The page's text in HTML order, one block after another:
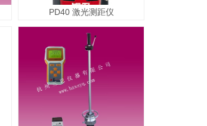
PD40 激光测距仪